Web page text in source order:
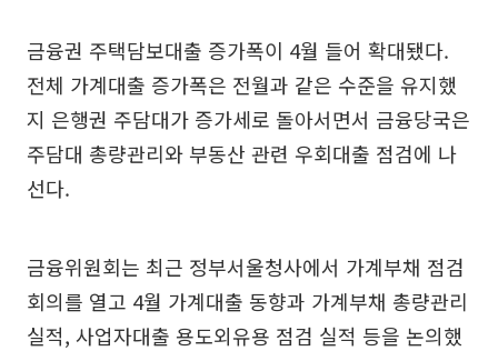
금융권 주택담보대출 증가폭이 4월 들어 확대됐다.
전체 가계대출 증가폭은 전월과 같은 수준을 유지했
지 은행권 주담대가 증가세로 돌아서면서 금융당국은
주담대 총량관리와 부동산 관련 우회대출 점검에 나
선다.
금융위원회는 최근 정부서울청사에서 가계부채 점검
회의를 열고 4월 가계대출 동향과 가계부채 총량관리
실적, 사업자대출 용도외유용 점검 실적 등을 논의했